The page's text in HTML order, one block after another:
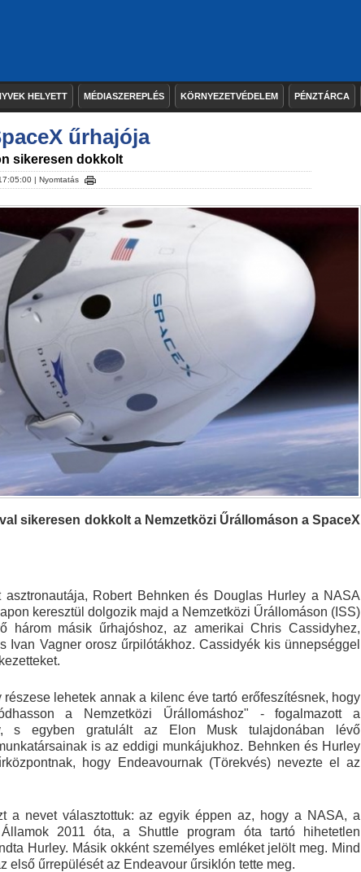
HELYETT MÉDIASZEREPLÉS KÖRNYEZETVÉDELEM PÉNZTÁRCA
űrhajója
sikeresen dokkolt
| Nyomtatás
sikeresen dokkolt a Nemzetközi Űrállomáson a SpaceX
Robert Behnken és Douglas Hurley a NASA
keresztül dolgozik majd a Nemzetközi Űrállomáson (ISS)
három másik űrhajóshoz, az amerikai Chris Cassidyhez,
Ivan Vagner orosz űrpilótákhoz. Cassidyék kis ünnepséggel
lehetek annak a kilenc éve tartó erőfeszítésnek, hogy
a Nemzetközi Űrállomáshoz" - fogalmazott a
s egyben gratulált az Elon Musk tulajdonában lévő
is az eddigi munkájukhoz. Behnken és Hurley
hogy Endeavournak (Törekvés) nevezte el az
a nevet választottuk: az egyik éppen az, hogy a NASA, a
2011 óta, a Shuttle program óta tartó hihetetlen
Hurley. Másik okként személyes emléket jelölt meg. Mind
első űrrepülését az Endeavour űrsiklón tette meg.